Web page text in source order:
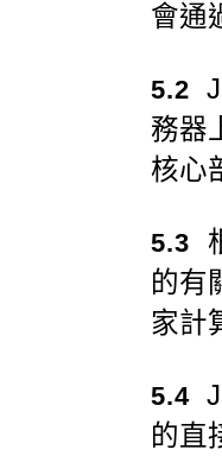
會通
5.2
務器
核心
5.3
的有
家計
5.4
的直